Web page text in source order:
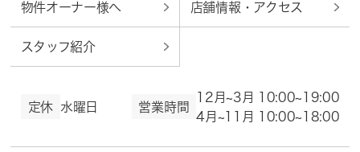
物件オーナー様へ 店舗情報・アクセス
スタッフ紹介
定休 水曜日 営業時間
12月~3月 10:00~19:00
4月~11月 10:00~18:00